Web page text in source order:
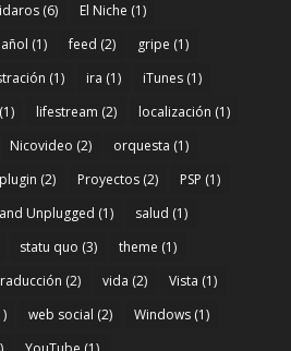
(6) El Niche (1)
(1) feed (2) gripe (1)
(1) ira (1) iTunes(1)
(1) lifestream (2) localización (1)
Nicovideo (2) orquesta (1)
plugin (2) Proyectos(2) PSP (1)
Unplugged (1) salud (1)
statu quo (3) theme (1)
(2) vida (2) Vista (1)
web social (2) Windows(1)